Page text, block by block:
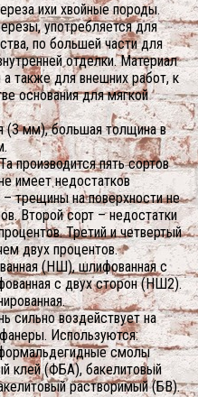
ихи хвойные породы.
употребляется для
по большей части для
отделки. Материал
также для внешних работ, к
основания для мягкой
(3 мм), большая толщина в
производится пять сортов
имеет недостатков
трещины на поверхности не
Второй сорт – недостатки
Третий и четвертый
двух процентов.
(НШ), шлифованная с
с двух сторон (НШ2).
сильно воздействует на
Используются:
смолы
клей (ФБА), бакелитовый
растворимый (БВ).